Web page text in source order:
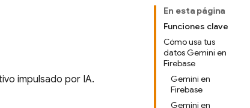
En esta página
Funciones clave
Cómo usa tus
datos Gemini en
Firebase
Gemini en
Firebase
Gemini en
impulsado por IA.